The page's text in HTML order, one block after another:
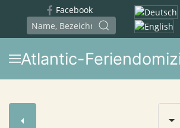
Facebook Sprache
Atlantic-